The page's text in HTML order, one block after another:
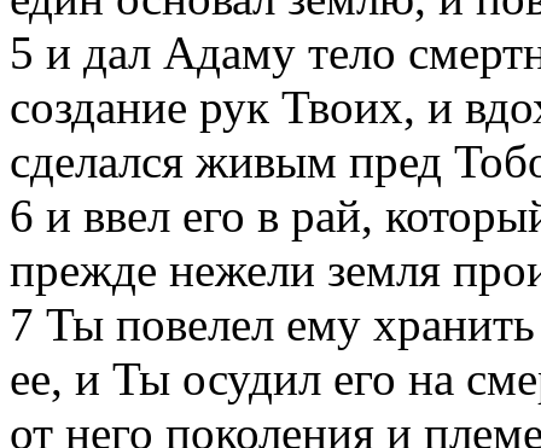
5 и дал Адаму тело
создание рук Твоих, и
сделался живым пред
6 и ввел его в рай,
прежде нежели земля
7 Ты повелел ему
ее, и Ты осудил его на
от него поколения и